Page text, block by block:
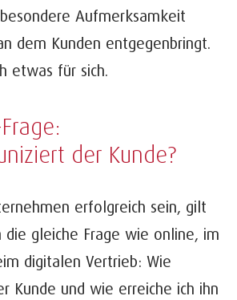
Aufmerksamkeit
dem Kunden entgegenbringt.
etwas für sich.
der Kunde?
erfolgreich sein, gilt
die gleiche Frage wie online, im
digitalen Vertrieb: Wie
Kunde und wie erreiche ich ihn